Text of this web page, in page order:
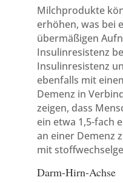
Milchprodukte
erhöhen, was bei
übermäßigen
Insulinresistenz
Insulinresistenz
ebenfalls mit
Demenz in
zeigen, dass
ein etwa 1,5-fach
an einer Demenz
mit
Darm-Hirn-Achse